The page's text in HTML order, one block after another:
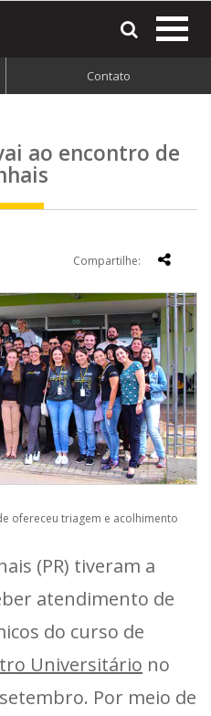
Contato
ao encontro de
Compartilhe:
ofereceu triagem e acolhimento
(PR) tiveram a
atendimento de
do curso de
Universitário no
Por meio de